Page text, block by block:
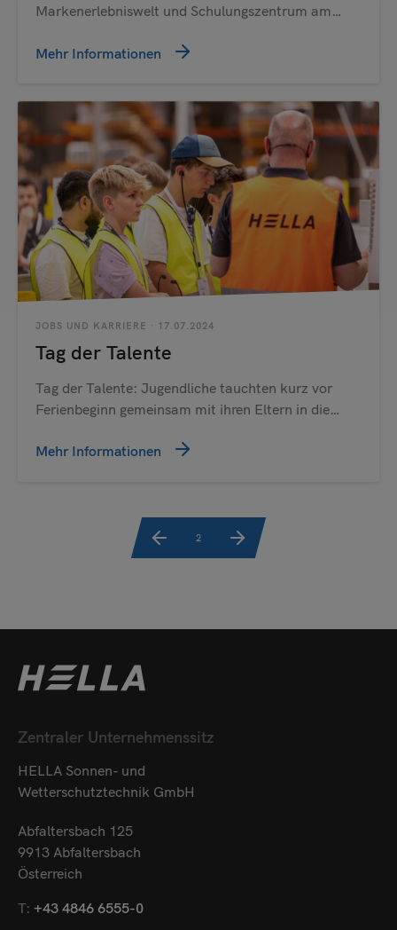
Markenerlebniswelt und Schulungszentrum am…
Mehr Informationen
JOBS UND KARRIERE · 17.07.2024
Tag der Talente
Tag der Talente: Jugendliche tauchten kurz vor
Ferienbeginn gemeinsam mit ihren Eltern in die…
Mehr Informationen
2
Zentraler Unternehmenssitz
HELLA Sonnen- und
Wetterschutztechnik GmbH
Abfaltersbach 125
9913 Abfaltersbach
Österreich
T: +43 4846 6555-0